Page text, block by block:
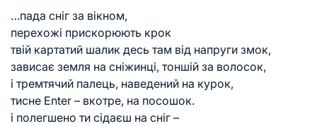
…пада сніг за вікном,
перехожі прискорюють крок
твій картатий шалик десь там від напруги змок,
зависає земля на сніжинці, тоншій за волосок,
і тремтячий палець, наведений на курок,
тисне Еnter – вкотре, на посошок.
і полегшено ти сідаєш на сніг –